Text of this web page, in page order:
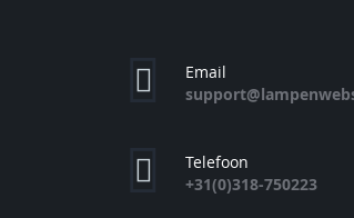
Email
Telefoon
+31(0)318-750223